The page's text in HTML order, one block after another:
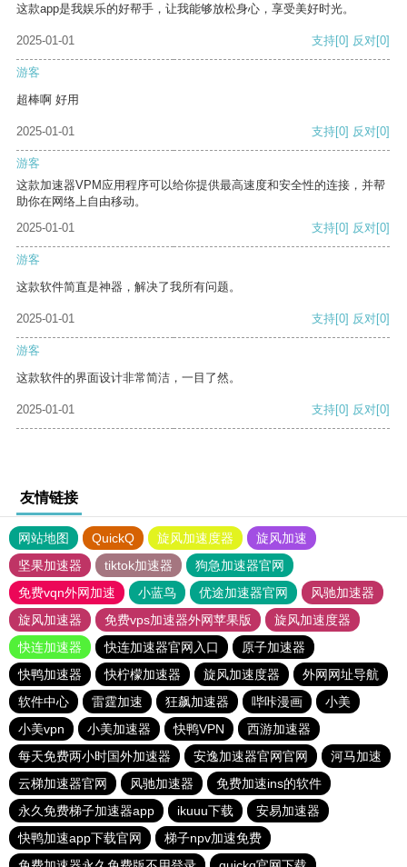
这款app是我娱乐的好帮手，让我能够放松身心，享受美好时光。
2025-01-01 支持[0] 反对[0]
游客
超棒啊 好用
2025-01-01 支持[0] 反对[0]
游客
这款加速器VPM应用程序可以给你提供最高速度和安全性的连接，并帮
助你在网络上自由移动。
2025-01-01
支持[0] 反对[0]
游客
这款软件简直是神器，解决了我所有问题。
2025-01-01 支持[0] 反对[0]
游客
这款软件的界面设计非常简洁，一目了然。
2025-01-01 支持[0] 反对[0]
友情链接
网站地图 QuickQ 旋风加速度器
旋风加速
坚果加速器
tiktok加速器
狗急加速器官网
免费vqn外网加速
小蓝鸟 优途加速器官网
风驰加速器
旋风加速器
免费vps加速器外网苹果版
旋风加速度器
快连加速器
快连加速器官网入口
原子加速器
快鸭加速器
快柠檬加速器 旋风加速度器
外网网址导航
软件中心
雷霆加速 狂飙加速器 哔咔漫画
小美
小美vpn
小美加速器 快鸭VPN
西游加速器
每天免费两小时国外加速器
安逸加速器官网官网
河马加速
云梯加速器官网
风驰加速器
免费加速ins的软件
永久免费梯子加速器app
ikuuu下载
安易加速器
快鸭加速app下载官网
梯子npv加速免费